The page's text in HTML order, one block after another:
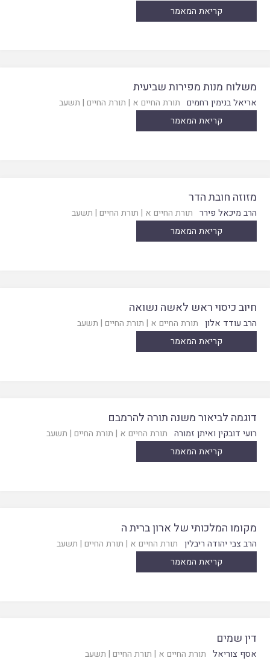
קריאת המאמר
משלוח מנות מפירות שביעית
אריאל בנימין רחמים תורת החיים א | תורת החיים | תשעב
קריאת המאמר
מזוזה חובת הדר
הרב מיכאל פירר תורת החיים א | תורת החיים | תשעב
קריאת המאמר
חיוב כיסוי ראש לאשה נשואה
הרב עודד אלון תורת החיים א | תורת החיים | תשעב
קריאת המאמר
דוגמה לביאור משנה תורה להרמבם
רועי דובקין ואיתן זמורה תורת החיים א | תורת החיים | תשעב
קריאת המאמר
מקומו המלכותי של ארון ברית ה
הרב צבי יהודה ריבלין תורת החיים א | תורת החיים | תשעב
קריאת המאמר
דין שמים
אסף צוריאל תורת החיים א | תורת החיים | תשעב